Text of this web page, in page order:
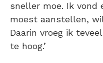
sneller moe. Ik
moest aanstellen,
Daarin vroeg ik
te hoog.’